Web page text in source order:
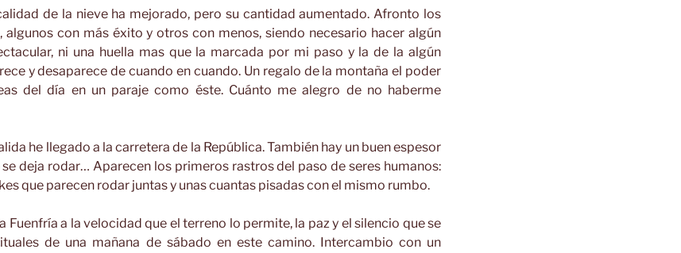
de la nieve ha mejorado, pero su cantidad aumentado. Afronto los
algunos con más éxito y otros con menos, siendo necesario hacer algún
ni una huella mas que la marcada por mi paso y la de la algún
y desaparece de cuando en cuando. Un regalo de la montaña el poder
del día en un paraje como éste. Cuánto me alegro de no haberme
he llegado a la carretera de la República. También hay un buen espesor
deja rodar… Aparecen los primeros rastros del paso de seres humanos:
que parecen rodar juntas y unas cuantas pisadas con el mismo rumbo.
Fuenfría a la velocidad que el terreno lo permite, la paz y el silencio que se
de una mañana de sábado en este camino. Intercambio con un